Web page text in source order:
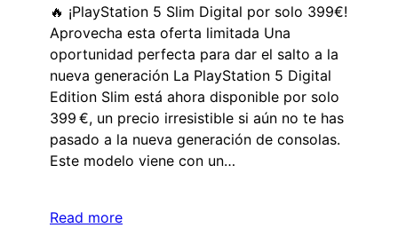
🔥 ¡PlayStation 5 Slim Digital por solo 399€!
Aprovecha esta oferta limitada Una
oportunidad perfecta para dar el salto a la
nueva generación La PlayStation 5 Digital
Edition Slim está ahora disponible por solo
399 €, un precio irresistible si aún no te has
pasado a la nueva generación de consolas.
Este modelo viene con un…
Read more